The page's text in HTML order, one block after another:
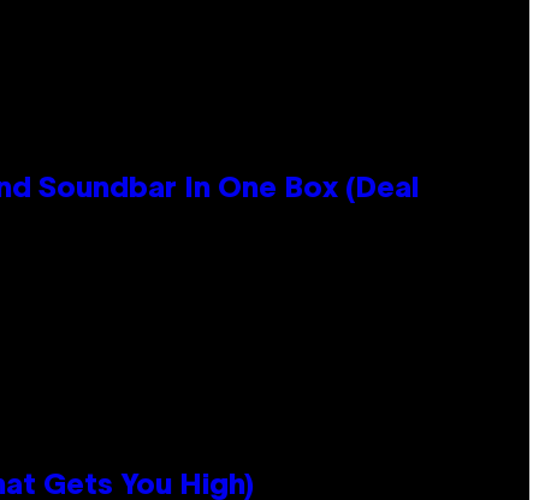
Soundbar In One Box (Deal
Gets You High)